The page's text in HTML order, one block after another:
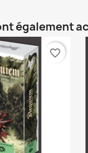
également
favorite_border